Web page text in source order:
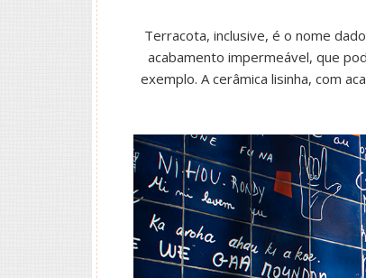
Terracota, inclusive, é o nome
acabamento impermeável, que
exemplo. A cerâmica lisinha, com